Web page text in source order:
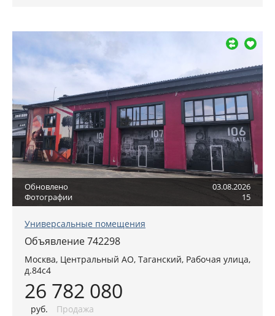
Обновлено
03.08.2026
Фотографии
15
Универсальные помещения
Объявление 742298
Москва, Центральный АО, Таганский, Рабочая улица,
д.84с4
26 782 080
руб. Продажа